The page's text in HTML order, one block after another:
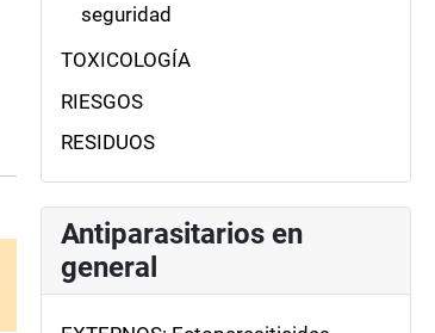
seguridad
TOXICOLOGÍA
RIESGOS
RESIDUOS
Antiparasitarios en
general